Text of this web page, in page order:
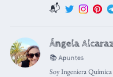
📬
Ángela
📚 Apuntes
Soy Ingeniera